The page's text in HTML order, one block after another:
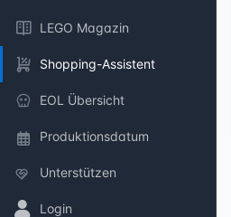
LEGO Magazin
Shopping-Assistent
EOL Übersicht
Produktionsdatum
Unterstützen
Login